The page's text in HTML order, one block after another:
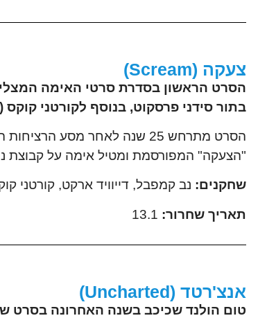
צעקה (Scream)
בתור סידני פרסקוט, בנוסף לקורטני
הסרט מתרחש 25 שנה לאחר
"הצעקה" המפורסמת ומטיל אימה על קבוצת
שחקנים: נב קמפבל, דייוויד ארקט, קורטני
תאריך שחרור:
אנצ'רטד (Uncharted)
טום הולנד שכיכב בשנה האחרונה בסרט